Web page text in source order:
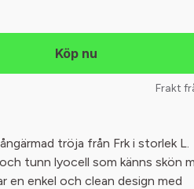
Frakt
tröja från Frk i storlek L.
tunn lyocell som känns skön
en enkel och clean design med